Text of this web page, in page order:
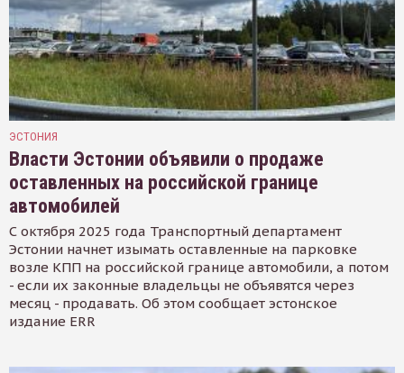
ЭСТОНИЯ
Власти Эстонии объявили о продаже
оставленных на российской границе
автомобилей
С октября 2025 года Транспортный департамент
Эстонии начнет изымать оставленные на парковке
возле КПП на российской границе автомобили, а потом
- если их законные владельцы не объявятся через
месяц - продавать. Об этом сообщает эстонское
издание ERR